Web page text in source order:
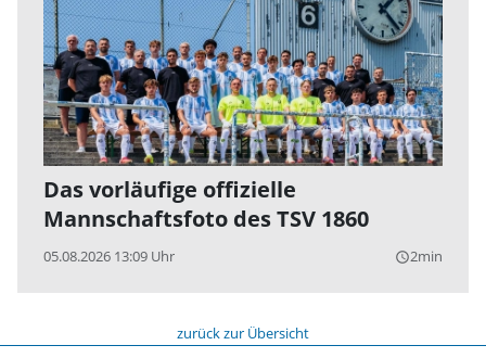
Das vorläufige offizielle
Mannschaftsfoto des TSV 1860
05.08.2026 13:09 Uhr query_builder2min
zurück zur Übersicht